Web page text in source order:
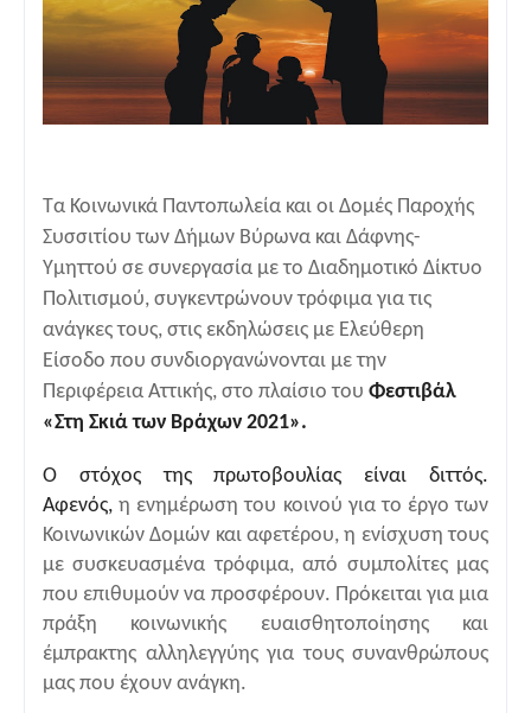
Τα Κοινωνικά Παντοπωλεία και οι Δομές Παροχής
Συσσιτίου των Δήμων Βύρωνα και Δάφνης-
Υμηττού σε συνεργασία με το Διαδημοτικό Δίκτυο
Πολιτισμού, συγκεντρώνουν τρόφιμα για τις
ανάγκες τους, στις εκδηλώσεις με Ελεύθερη
Είσοδο που συνδιοργανώνονται με την
Περιφέρεια Αττικής, στο πλαίσιο του Φεστιβάλ
«Στη Σκιά των Βράχων 2021».
Ο στόχος της πρωτοβουλίας είναι διττός.
Αφενός,η ενημέρωση του κοινού για το έργο των
Κοινωνικών Δομών και αφετέρου, η ενίσχυση τους
με συσκευασμένα τρόφιμα, από συμπολίτες μας
που επιθυμούν να προσφέρουν. Πρόκειται για μια
πράξη κοινωνικής ευαισθητοποίησης και
έμπρακτης αλληλεγγύης για τους συνανθρώπους
μας που έχουν ανάγκη.